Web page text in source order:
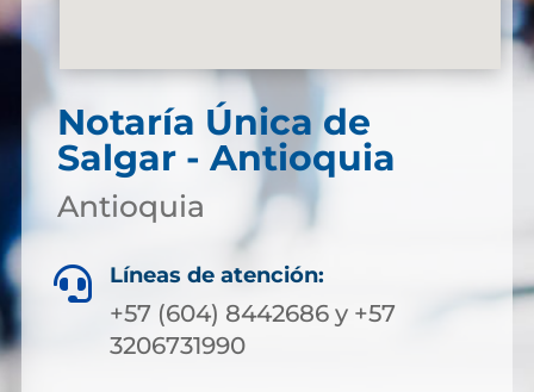
Notaría Única de
Salgar - Antioquia
Antioquia
 Líneas de atención:
+57 (604) 8442686 y +57
3206731990